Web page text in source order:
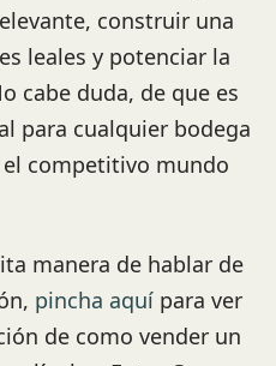
construir una
leales y potenciar la
cabe duda, de que es
para cualquier bodega
competitivo mundo
manera de hablar de
pincha aquí para ver
de como vender un